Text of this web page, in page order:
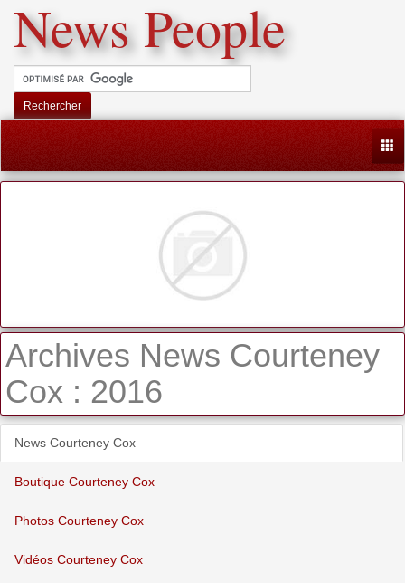
News People
Rechercher
Archives News Courteney
Cox : 2016
News Courteney Cox
Boutique Courteney Cox
Photos Courteney Cox
Vidéos Courteney Cox